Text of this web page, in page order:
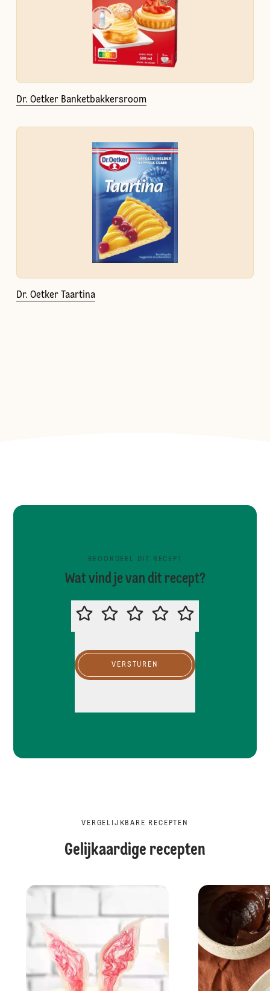
Dr. Oetker Banketbakkersroom
Dr. Oetker Taartina
BEOORDEEL DIT RECEPT
Wat vind je van dit recept?
BEOORDEEL DIT RECEPT
VERSTUREN
VERGELIJKBARE RECEPTEN
Gelijkaardige recepten